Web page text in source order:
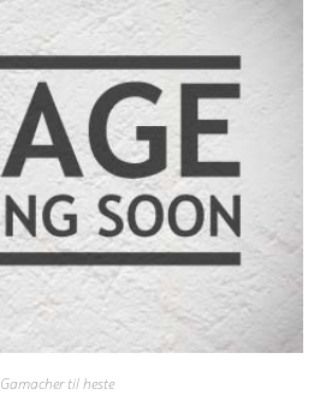
Gamacher til heste